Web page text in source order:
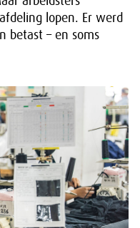
lopen. Er werd
betast – en soms